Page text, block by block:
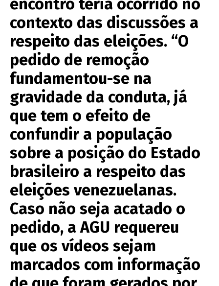
encontro teria ocorrido no
contexto das discussões a
respeito das eleições. “O
pedido de remoção
fundamentou-se na
gravidade da conduta, já
que tem o efeito de
confundir a população
sobre a posição do Estado
brasileiro a respeito das
eleições venezuelanas.
Caso não seja acatado o
pedido, a AGU requereu
que os vídeos sejam
marcados com informação